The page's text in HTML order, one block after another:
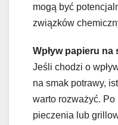
mogą być
związków
Wpływ papieru na
Jeśli chodzi o
na smak potrawy,
warto rozważyć.
pieczenia lub